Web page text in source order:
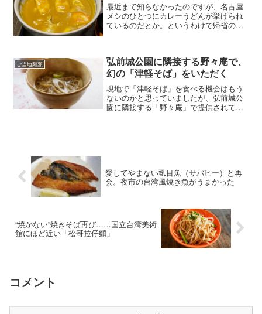
最近まで知らなかったのですが、名古屋
メシのひとつにカレーうどんが挙げられ
ているのだとか。というわけで帰省のつ
家」。その名古屋駅エスカ店...
ご当地麺類
弘前城公園に隣接する野々庵で、
幻の「津軽そば」をいただく
現地で「津軽そば」を食べる機会はもう
ないのかと思っていましたが、弘前城公
園に隣接する「野々庵」で提供されてい
愛してやまない虱目魚（サバヒー）と再
会。夜市の台湾風焼き魚がうまかった
“焼かない”焼きそば再び……国立台湾美術
館にほど近い「松哥拉仔麵」
コメント